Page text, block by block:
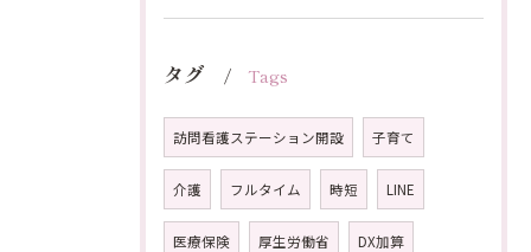
タグ Tags
訪問看護ステーション開設 子育て
介護 フルタイム 時短 LINE
医療保険 厚生労働省 DX加算